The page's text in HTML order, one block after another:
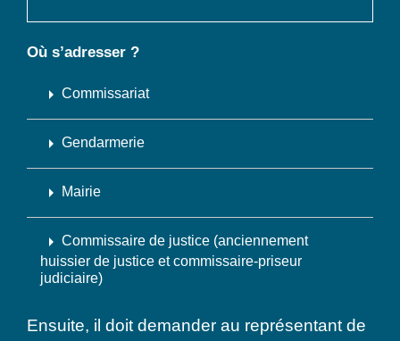
Où s’adresser ?
arrow_right Commissariat
arrow_right Gendarmerie
arrow_right Mairie
arrow_right Commissaire de justice (anciennement
huissier de justice et commissaire-priseur
judiciaire)
Ensuite, il doit demander au représentant de